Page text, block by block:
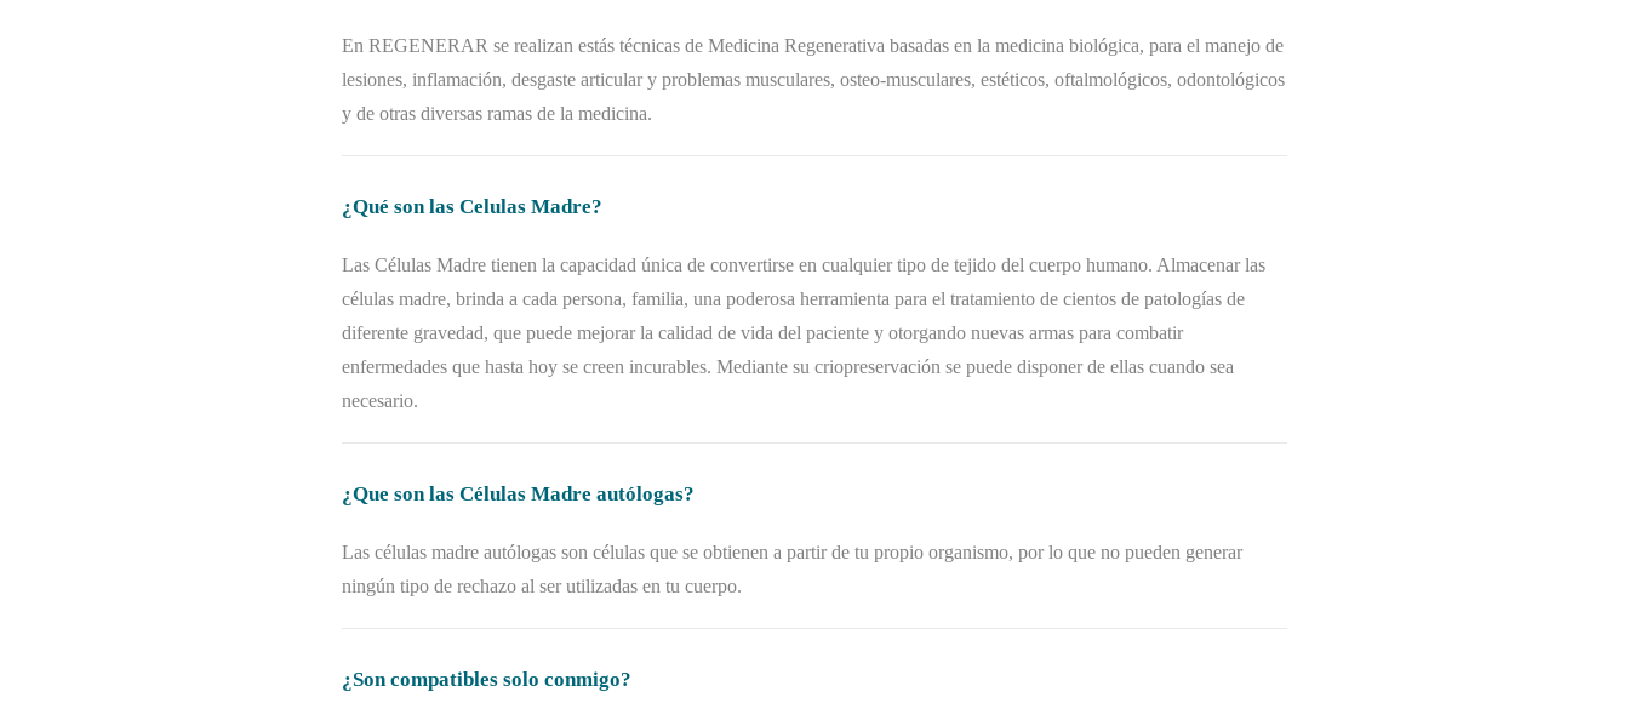
En REGENERAR se realizan estás técnicas de Medicina Regenerativa basadas en la medicina biológica, para el manejo de
lesiones, inflamación, desgaste articular y problemas musculares, osteo-musculares, estéticos, oftalmológicos, odontológicos
y de otras diversas ramas de la medicina.
¿Qué son las Celulas Madre?
Las Células Madre tienen la capacidad única de convertirse en cualquier tipo de tejido del cuerpo humano. Almacenar las
células madre, brinda a cada persona, familia, una poderosa herramienta para el tratamiento de cientos de patologías de
diferente gravedad, que puede mejorar la calidad de vida del paciente y otorgando nuevas armas para combatir
enfermedades que hasta hoy se creen incurables. Mediante su criopreservación se puede disponer de ellas cuando sea
necesario.
¿Que son las Células Madre autólogas?
Las células madre autólogas son células que se obtienen a partir de tu propio organismo, por lo que no pueden generar
ningún tipo de rechazo al ser utilizadas en tu cuerpo.
¿Son compatibles solo conmigo?